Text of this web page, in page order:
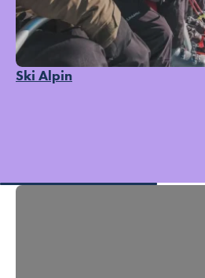
Ski Alpin